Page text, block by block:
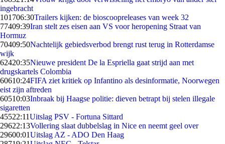
ingebracht
101706:30Trailers kijken: de bioscoopreleases van week 32
77409:39Iran stelt zes eisen aan VS voor heropening Straat van
Hormuz
70409:50Nachtelijk gebiedsverbod brengt rust terug in Rotterdamse
wijk
62420:35Nieuwe president De la Espriella gaat strijd aan met
drugskartels Colombia
60610:24FIFA ziet kritiek op Infantino als desinformatie, Noorwegen
eist zijn aftreden
60510:03Inbraak bij Haagse politie: dieven betrapt bij stelen illegale
sigaretten
45522:11Uitslag PSV - Fortuna Sittard
29622:13Vollering slaat dubbelslag in Nice en neemt geel over
29600:01Uitslag AZ - ADO Den Haag